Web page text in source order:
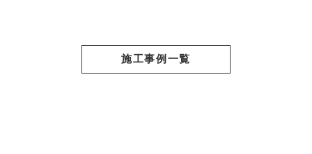
施工事例一覧